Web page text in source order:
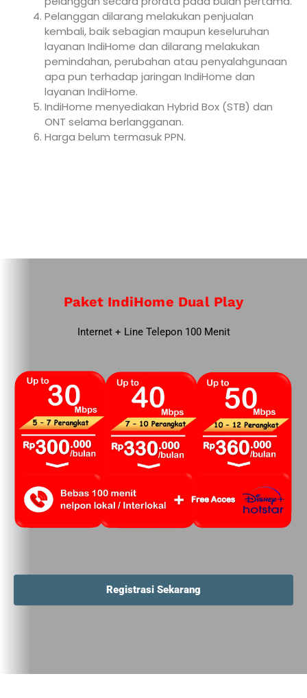
Pelanggan dilarang melakukan penjualan
kembali, baik sebagian maupun keseluruhan
layanan IndiHome dan dilarang melakukan
pemindahan, perubahan atau penyalahgunaan
apa pun terhadap jaringan IndiHome dan
layanan IndiHome.
IndiHome menyediakan Hybrid Box (STB) dan
ONT selama berlangganan.
Harga belum termasuk PPN.
Paket IndiHome Dual Play
Internet + Line Telepon 100 Menit
Registrasi Sekarang